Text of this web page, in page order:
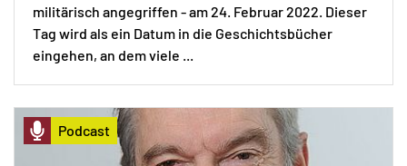
militärisch angegriffen - am 24. Februar 2022. Dieser
Tag wird als ein Datum in die Geschichtsbücher
eingehen, an dem viele ...
Podcast